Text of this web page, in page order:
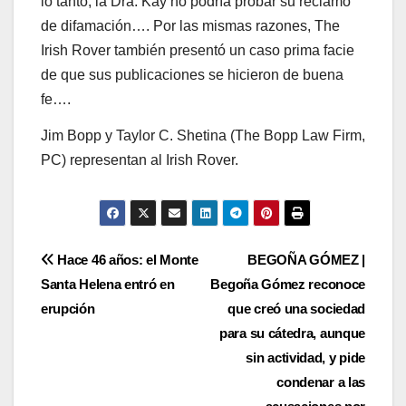
de difamación…. Por las mismas razones, The
Irish Rover también presentó un caso prima facie
de que sus publicaciones se hicieron de buena
fe….
Jim Bopp y Taylor C. Shetina (The Bopp Law Firm,
PC) representan al Irish Rover.
Post
navigation
BEGOÑA GÓMEZ |
Begoña Gómez reconoce
que creó una sociedad
para su cátedra, aunque
sin actividad, y pide
condenar a las
Hace 46 años: el Monte
Santa Helena entró en
erupción